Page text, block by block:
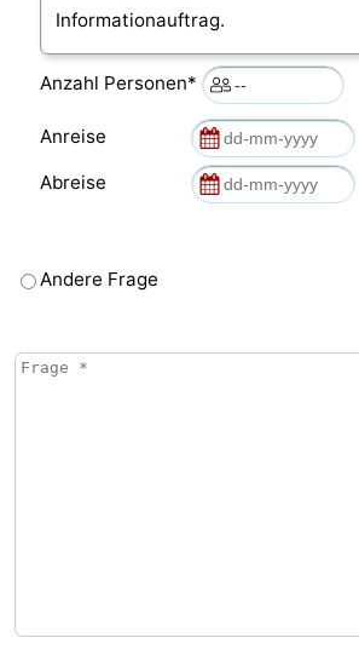
Informationauftrag.
Anzahl Personen*
Anreise
Abreise
Andere Frage